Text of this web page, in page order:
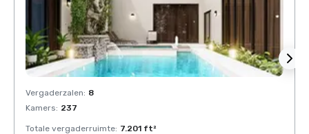
Vergaderzalen: 8
Kamers: 237
Totale vergaderruimte: 7.201 ft²